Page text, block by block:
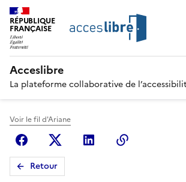
RÉPUBLIQUE
FRANÇAISE
Acceslibre
La plateforme collaborative de
Voir le fil d'Ariane
FacebookX (anciennement Twitter)
Linkedin
Retour